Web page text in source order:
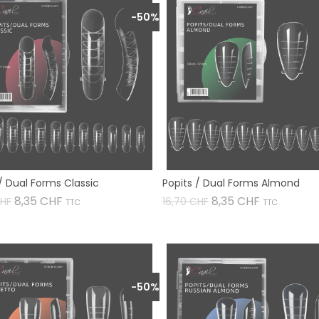
Dual Forms Classic
-50%
8,35 CHF Preis
TTC
Popits / Dual Forms Almond
Verkaufspreis
16,70 CHF 8,35 CHF Preis
TTC
-50%